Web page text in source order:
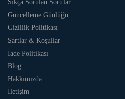
Sıkça Sorulan Sorular
Güncelleme Günlüğü
Gizlilik Politikası
Şartlar & Koşullar
İade Politikası
Blog
Hakkımızda
İletişim